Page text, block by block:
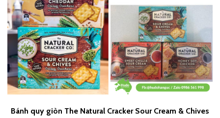
Bánh quy giòn The Natural Cracker Sour Cream & Chives